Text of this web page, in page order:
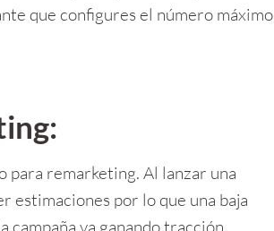
que configures el número máximo
para remarketing. Al lanzar una
estimaciones por lo que una baja
campaña va ganando tracción,